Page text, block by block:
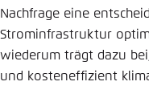
Nachfrage eine
Strominfrastruktur
wiederum trägt dazu
und kosteneffizient